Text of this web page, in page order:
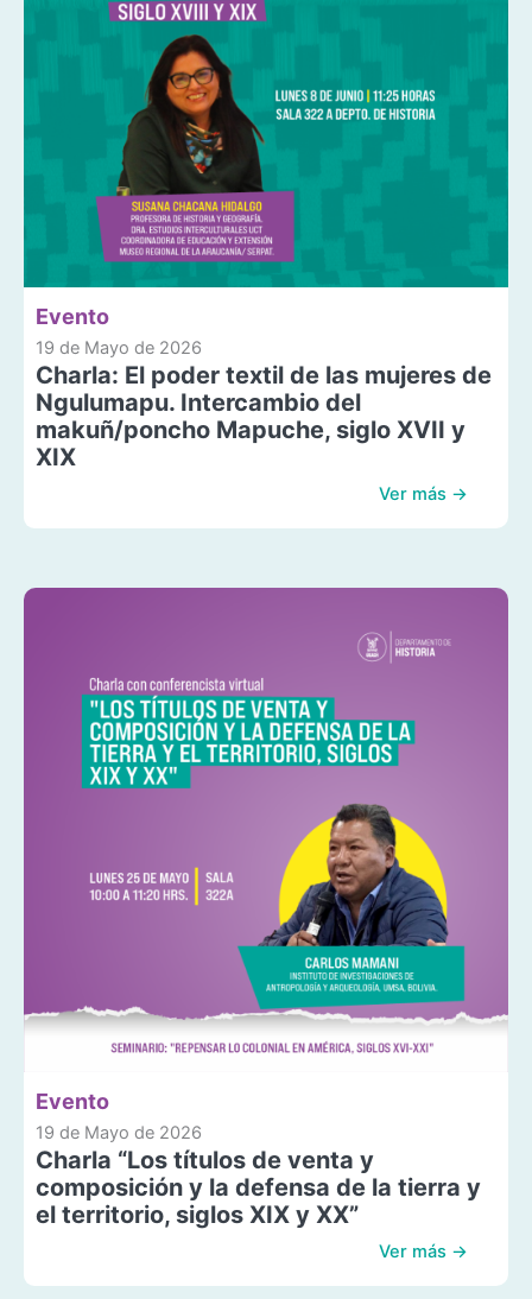
Evento
19 de Mayo de 2026
Charla: El poder textil de las mujeres de
Ngulumapu. Intercambio del
makuñ/poncho Mapuche, siglo XVII y
XIX
Ver más →
Evento
19 de Mayo de 2026
Charla “Los títulos de venta y
composición y la defensa de la tierra y
el territorio, siglos XIX y XX”
Ver más →